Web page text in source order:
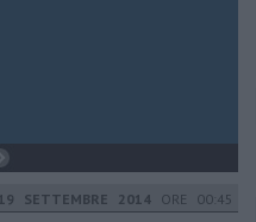
19 SETTEMBRE 2014 ORE 00:45